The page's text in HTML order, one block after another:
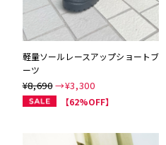
軽量ソールレースアップショートブ
ーツ
¥8,690→¥3,300
【62%OFF】